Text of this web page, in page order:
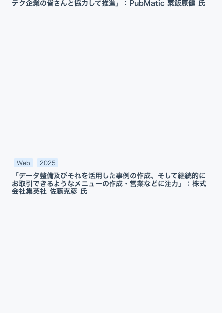
テク企業の皆さんと協力して推進」：PubMatic 粟飯原健 氏
Web 2025
「データ整備及びそれを活用した事例の作成、そして継続的に
お取引できるようなメニューの作成・営業などに注力」：株式
会社集英社 佐藤克彦 氏